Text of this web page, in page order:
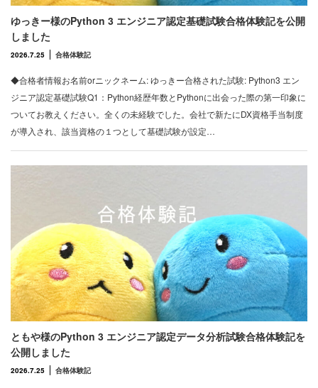
ゆっきー様のPython 3 エンジニア認定基礎試験合格体験記を公開
しました
2026.7.25 合格体験記
◆合格者情報お名前orニックネーム: ゆっきー合格された試験: Python3 エン
ジニア認定基礎試験Q1：Python経歴年数とPythonに出会った際の第一印象に
ついてお教えください。全くの未経験でした。会社で新たにDX資格手当制度
が導入され、該当資格の１つとして基礎試験が設定…
ともや様のPython 3 エンジニア認定データ分析試験合格体験記を
公開しました
2026.7.25 合格体験記